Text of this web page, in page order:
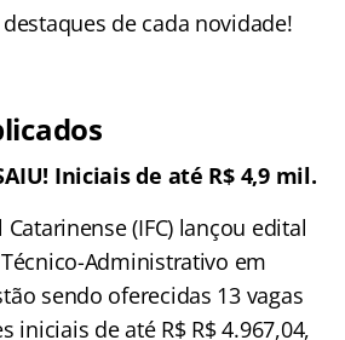
de cada novidade!
Iniciais de até R$ 4,9 mil.
(IFC) lançou edital
Administrativo em
sendo oferecidas 13 vagas
iniciais de até R$ R$ 4.967,04,